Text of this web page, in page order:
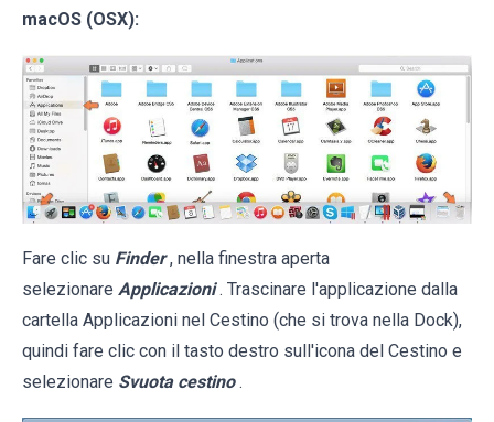
macOS (OSX):
Fare clic su Finder , nella finestra aperta
selezionare Applicazioni . Trascinare l'applicazione dalla
cartella Applicazioni nel Cestino (che si trova nella Dock),
quindi fare clic con il tasto destro sull'icona del Cestino e
selezionare Svuota cestino .